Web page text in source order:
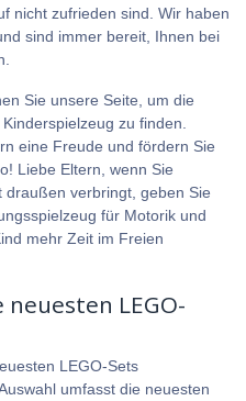
nicht zufrieden sind. Wir haben
sind immer bereit, Ihnen bei
Sie unsere Seite, um die
zu finden.
eine Freude und fördern Sie
Liebe Eltern, wenn Sie
verbringt, geben Sie
für Motorik und
mehr Zeit im Freien
LEGO-
LEGO-Sets
umfasst die neuesten